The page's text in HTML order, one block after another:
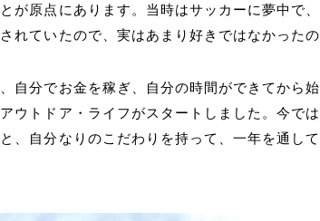
が原点にあります。当時はサッカーに夢中で
れていたので、実はあまり好きではなかった
自分でお金を稼ぎ、自分の時間ができてから
ウトドア・ライフがスタートしました。今で
、自分なりのこだわりを持って、一年を通し